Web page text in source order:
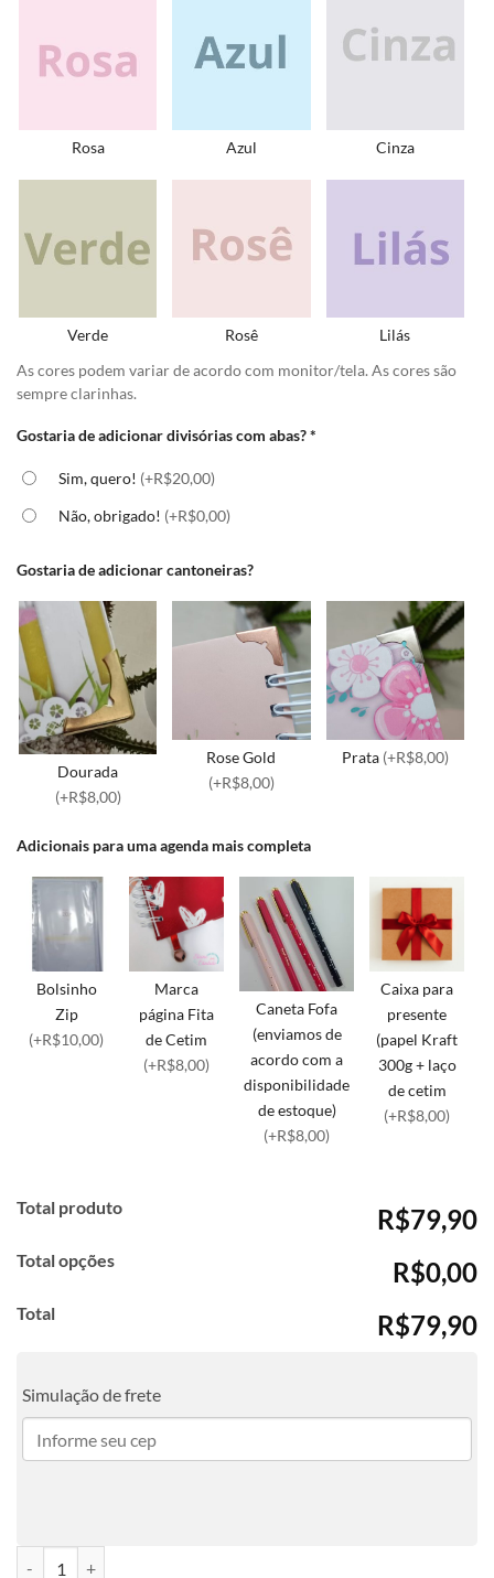
Rosa Azul Cinza
Verde Rosê Lilás
As cores podem variar de acordo com monitor/tela. As cores são
sempre clarinhas.
Gostaria de adicionar divisórias com abas?*
Sim, quero! (+R$20,00)
Não, obrigado! (+R$0,00)
Gostaria de adicionar cantoneiras?
Dourada
(+R$8,00)
Rose Gold
(+R$8,00)
Prata (+R$8,00)
Adicionais para uma agenda mais completa
Bolsinho
Zip
(+R$10,00)
Marca
página Fita
de Cetim
(+R$8,00)
Caneta Fofa
(enviamos de
acordo com a
disponibilidade
de estoque)
(+R$8,00)
Caixa para
presente
(papel Kraft
300g + laço
de cetim
(+R$8,00)
Total produto R$79,90
Total opções R$0,00
Total R$79,90
Simulação de frete